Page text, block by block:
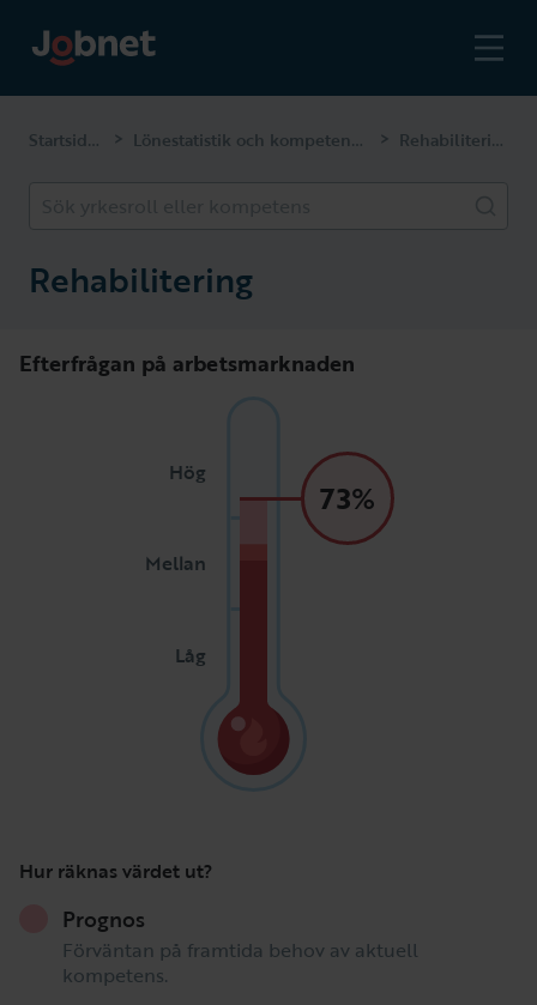
Startsidan > Lönestatistik och kompetenser > Rehabilitering
Rehabilitering
Efterfrågan på arbetsmarknaden
Hög
Mellan
Låg
73%
Hur räknas värdet ut?
Prognos
Förväntan på framtida behov av aktuell
kompetens.